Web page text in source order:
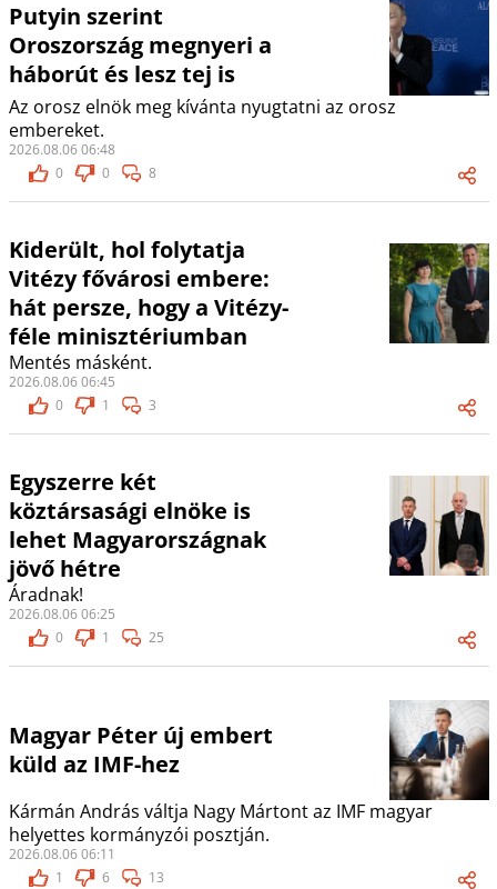
Putyin szerint
Oroszország megnyeri a
háborút és lesz tej is
Az orosz elnök meg kívánta nyugtatni az orosz
embereket.
2026.08.06 06:48
0
0 8
Kiderült, hol folytatja
Vitézy fővárosi embere:
hát persze, hogy a Vitézy-
féle minisztériumban
Mentés másként.
2026.08.06 06:45
0
1 3
Egyszerre két
köztársasági elnöke is
lehet Magyarországnak
jövő hétre
Áradnak!
2026.08.06 06:25
0
1 25
Magyar Péter új embert
küld az IMF-hez
Kármán András váltja Nagy Mártont az IMF magyar
helyettes kormányzói posztján.
2026.08.06 06:11
1
6 13